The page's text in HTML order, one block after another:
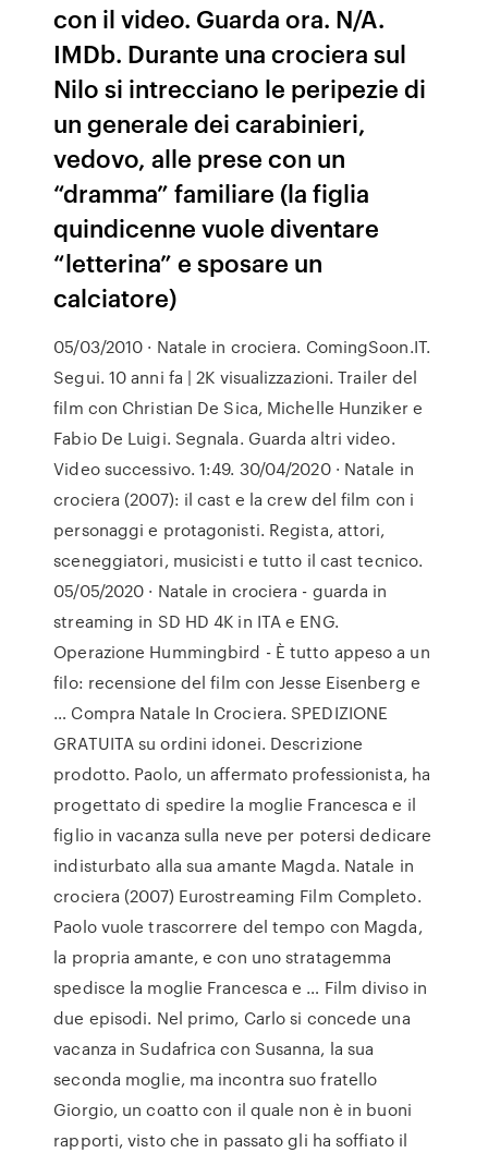
con il video. Guarda ora. N/A.
IMDb. Durante una crociera sul
Nilo si intrecciano le peripezie di
un generale dei carabinieri,
vedovo, alle prese con un
“dramma” familiare (la figlia
quindicenne vuole diventare
“letterina” e sposare un
calciatore)
05/03/2010 · Natale in crociera. ComingSoon.IT.
Segui. 10 anni fa | 2K visualizzazioni. Trailer del
film con Christian De Sica, Michelle Hunziker e
Fabio De Luigi. Segnala. Guarda altri video.
Video successivo. 1:49. 30/04/2020 · Natale in
crociera (2007): il cast e la crew del film con i
personaggi e protagonisti. Regista, attori,
sceneggiatori, musicisti e tutto il cast tecnico.
05/05/2020 · Natale in crociera - guarda in
streaming in SD HD 4K in ITA e ENG.
Operazione Hummingbird - È tutto appeso a un
filo: recensione del film con Jesse Eisenberg e
… Compra Natale In Crociera. SPEDIZIONE
GRATUITA su ordini idonei. Descrizione
prodotto. Paolo, un affermato professionista, ha
progettato di spedire la moglie Francesca e il
figlio in vacanza sulla neve per potersi dedicare
indisturbato alla sua amante Magda. Natale in
crociera (2007) Eurostreaming Film Completo.
Paolo vuole trascorrere del tempo con Magda,
la propria amante, e con uno stratagemma
spedisce la moglie Francesca e … Film diviso in
due episodi. Nel primo, Carlo si concede una
vacanza in Sudafrica con Susanna, la sua
seconda moglie, ma incontra suo fratello
Giorgio, un coatto con il quale non è in buoni
rapporti, visto che in passato gli ha soffiato il